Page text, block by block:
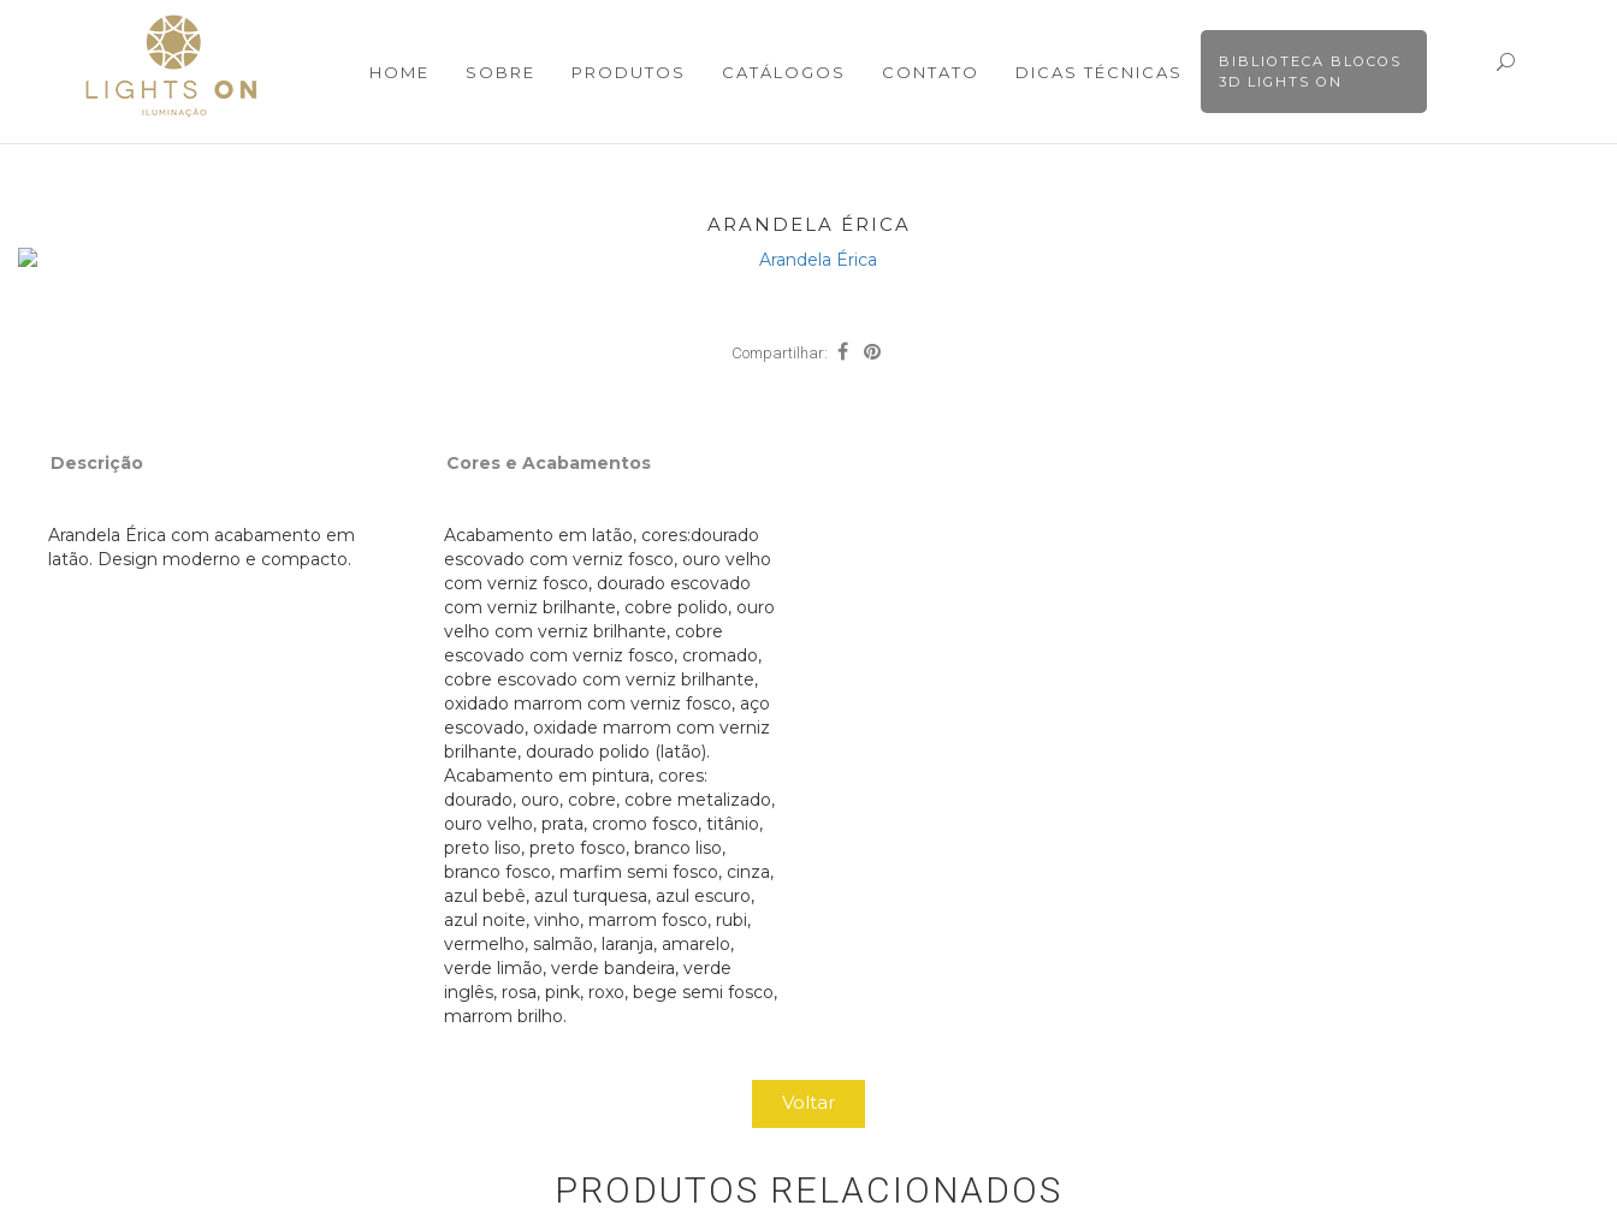
HOME SOBRE PRODUTOS CATÁLOGOS CONTATO DICAS TÉCNICAS
BIBLIOTECA BLOCOS
3D LIGHTS ON
ARANDELA ÉRICA
Compartilhar:
Descrição Cores e Acabamentos
Arandela Érica com acabamento em
latão. Design moderno e compacto.
Acabamento em latão, cores:dourado
escovado com verniz fosco, ouro velho
com verniz fosco, dourado escovado
com verniz brilhante, cobre polido, ouro
velho com verniz brilhante, cobre
escovado com verniz fosco, cromado,
cobre escovado com verniz brilhante,
oxidado marrom com verniz fosco, aço
escovado, oxidade marrom com verniz
brilhante, dourado polido (latão).
Acabamento em pintura, cores:
dourado, ouro, cobre, cobre metalizado,
ouro velho, prata, cromo fosco, titânio,
preto liso, preto fosco, branco liso,
branco fosco, marfim semi fosco, cinza,
azul bebê, azul turquesa, azul escuro,
azul noite, vinho, marrom fosco, rubi,
vermelho, salmão, laranja, amarelo,
verde limão, verde bandeira, verde
inglês, rosa, pink, roxo, bege semi fosco,
marrom brilho.
Voltar
PRODUTOS RELACIONADOS